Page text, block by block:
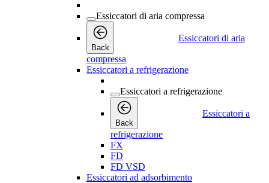
Essiccatori di aria compressa
Back
Essiccatori di aria
compressa
Essiccatori a refrigerazione
Essiccatori a refrigerazione
Back
Essiccatori a
refrigerazione
FX
FD
FD VSD
Essiccatori ad adsorbimento